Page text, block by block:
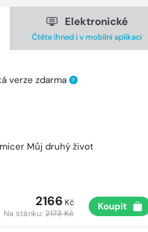
Elektronické
Čtěte ihned i v mobilní aplikaci
verze zdarma ?
Můj druhý život
2166 Kč
Na stánku:2173 Kč
Koupit